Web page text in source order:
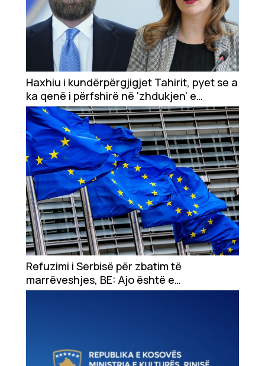
Haxhiu i kundërpërgjigjet Tahirit, pyet se a
ka qenë i përfshirë në ‘zhdukjen’ e
mostrave të Deharit
Refuzimi i Serbisë për zbatim të
marrëveshjes, BE: Ajo është e
obligueshme për të dyja palët